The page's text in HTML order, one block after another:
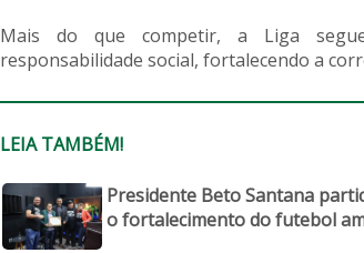
Mais do que competir, a Liga
responsabilidade social, fortalecendo a
LEIA TAMBÉM!
Presidente Beto Santana
o fortalecimento do futebol